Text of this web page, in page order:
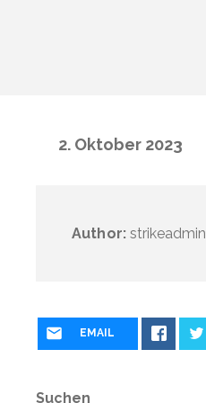
2. Oktober 2023
Author: strikeadmin
EMAIL
Suchen